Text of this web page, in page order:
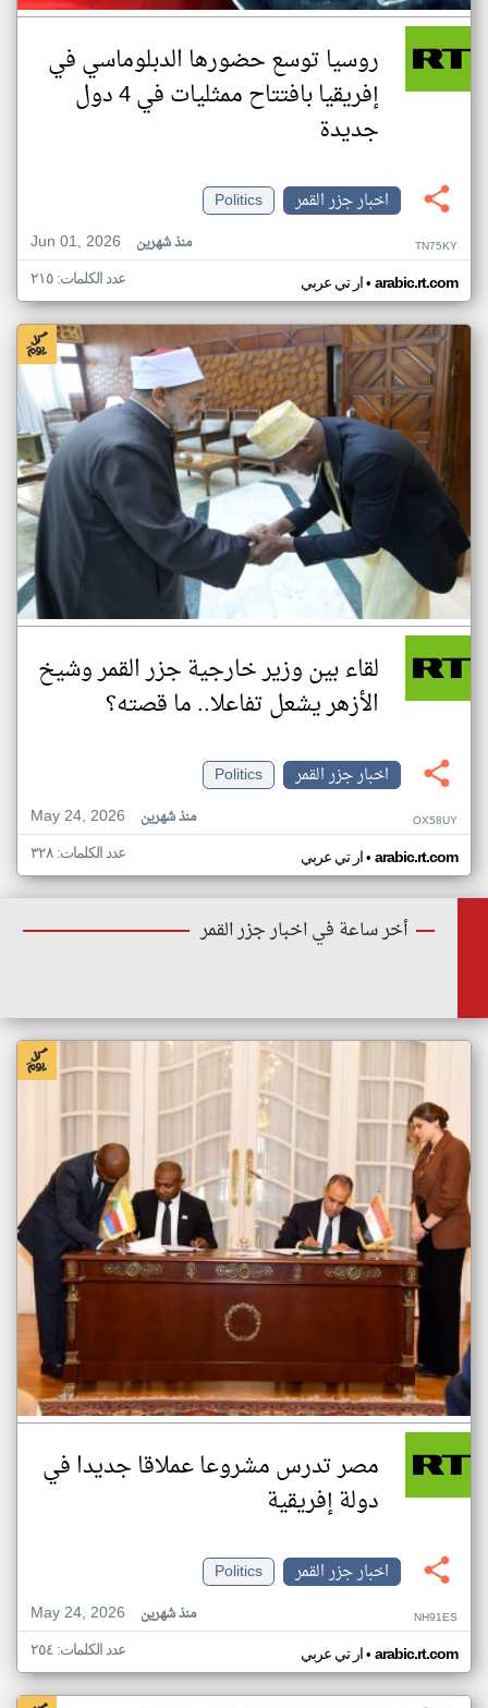
روسيا توسع حضورها الدبلوماسي في
إفريقيا بافتتاح ممثليات في 4 دول
جديدة
اخبار جزر القمر
Politics
Jun 01, 2026
منذ شهرين TN75KY
ار تي عربي• arabic.rt.com عدد الكلمات: ٢١٥
لقاء بين وزير خارجية جزر القمر وشيخ
الأزهر يشعل تفاعلا.. ما قصته؟
اخبار جزر القمر
Politics
May 24, 2026
منذ شهرين OX58UY
ار تي عربي• arabic.rt.com عدد الكلمات: ٣٢٨
أخر ساعة في اخبار جزر القمر
مصر تدرس مشروعا عملاقا جديدا في
دولة إفريقية
اخبار جزر القمر
Politics
May 24, 2026
منذ شهرين NH91ES
ار تي عربي• arabic.rt.com عدد الكلمات: ٢٥٤